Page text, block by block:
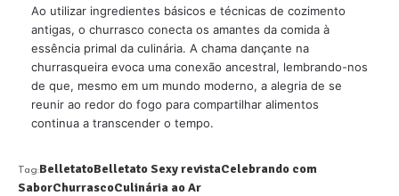
Ao utilizar ingredientes básicos e técnicas de cozimento
antigas, o churrasco conecta os amantes da comida à
essência primal da culinária. A chama dançante na
churrasqueira evoca uma conexão ancestral, lembrando-nos
de que, mesmo em um mundo moderno, a alegria de se
reunir ao redor do fogo para compartilhar alimentos
continua a transcender o tempo.
Tag:BelletatoBelletato Sexy revistaCelebrando com
SaborChurrascoCulinária ao Ar